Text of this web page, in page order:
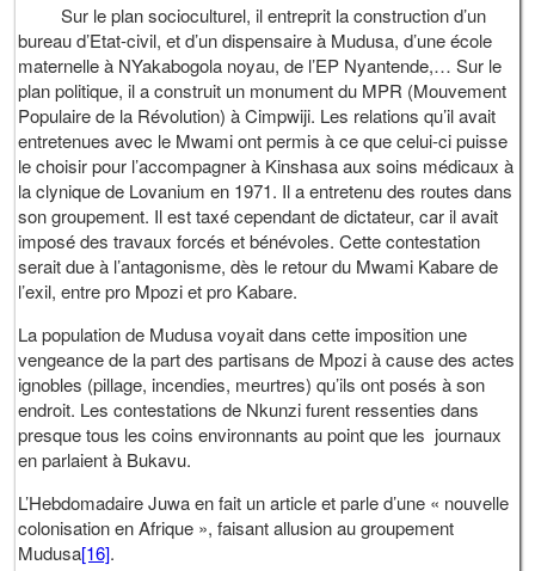
Sur le plan socioculturel, il entreprit la construction d’un
bureau d’Etat-civil, et d’un dispensaire à Mudusa, d’une école
maternelle à NYakabogola noyau, de l’EP Nyantende,… Sur le
plan politique, il a construit un monument du MPR (Mouvement
Populaire de la Révolution) à Cimpwiji. Les relations qu’il avait
entretenues avec le Mwami ont permis à ce que celui-ci puisse
le choisir pour l’accompagner à Kinshasa aux soins médicaux à
la clynique de Lovanium en 1971. Il a entretenu des routes dans
son groupement. Il est taxé cependant de dictateur, car il avait
imposé des travaux forcés et bénévoles. Cette contestation
serait due à l’antagonisme, dès le retour du Mwami Kabare de
l’exil, entre pro Mpozi et pro Kabare.
La population de Mudusa voyait dans cette imposition une
vengeance de la part des partisans de Mpozi à cause des actes
ignobles (pillage, incendies, meurtres) qu’ils ont posés à son
endroit. Les contestations de Nkunzi furent ressenties dans
presque tous les coins environnants au point que les journaux
en parlaient à Bukavu.
L’Hebdomadaire Juwa en fait un article et parle d’une « nouvelle
colonisation en Afrique », faisant allusion au groupement
Mudusa[16].